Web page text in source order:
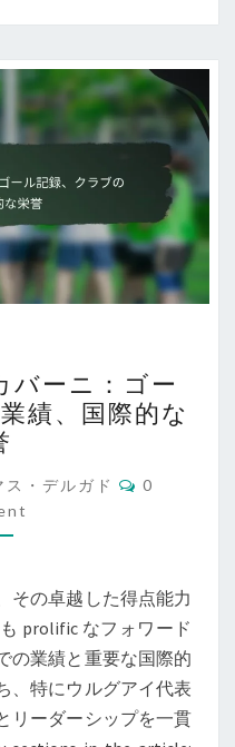
・
：
バーニ：ゴー
績、国際的な
ス・デルガド Comments
0
その卓越した得点能力
prolific なフォワード
の業績と重要な国際的
、特にウルグアイ代表
リーダーシップを一貫